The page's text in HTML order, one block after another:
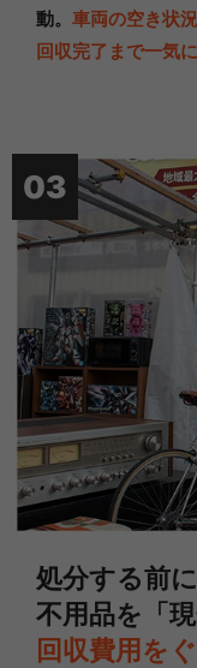
動。 車両の空き状
回収完了まで一気
03
処分する前
不用品を「
回収費用を